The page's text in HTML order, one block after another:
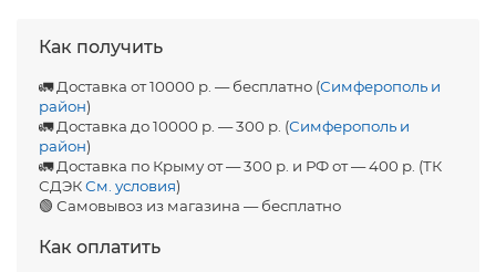
Как получить
🚛 Доставка от 10000 р. — бесплатно (Симферополь и
район)
🚛 Доставка до 10000 р. — 300 р. (Симферополь и
район)
🚛 Доставка по Крыму от — 300 р. и РФ от — 400 р. (ТК
СДЭКСм. условия)
🟢 Самовывоз из магазина — бесплатно
Как оплатить